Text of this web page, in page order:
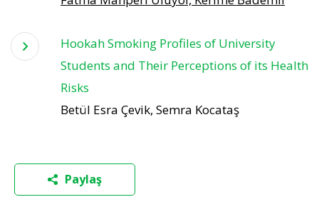
Hookah Smoking Profiles of University
Students and Their Perceptions of its Health
Risks
Betül Esra Çevik, Semra Kocataş
Paylaş